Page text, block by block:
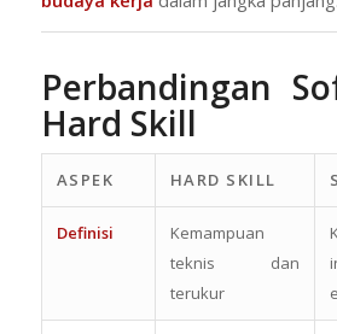
Perbandingan
Hard Skill
ASPEK HARD SKILL
Definisi
Kemampuan
teknis dan
terukur